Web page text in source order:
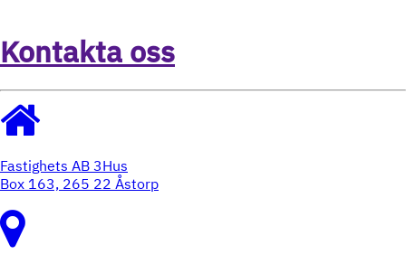
Kontakta oss
Fastighets AB 3Hus
Box 163, 265 22 Åstorp